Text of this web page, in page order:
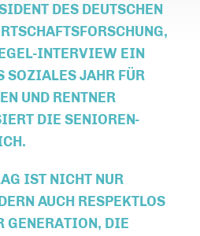
DES DEUTSCHEN I
D
INTERVIEW EIN V
JAHR FÜR A
UND RENTNER F
DIE SENIOREN-U
IST NICHT NUR
AUCH RESPEKTLOS
GENERATION, DIE